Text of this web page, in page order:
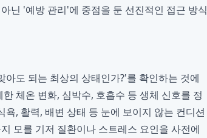
닌 '예방 관리'에 중점을 둔 선진적인 접근 방식
도 되는 최상의 상태인가?'를 확인하는 것에
체온 변화, 심박수, 호흡수 등 생체 신호를 정
, 활력, 배변 상태 등 눈에 보이지 않는 컨디션
모를 기저 질환이나 스트레스 요인을 사전에